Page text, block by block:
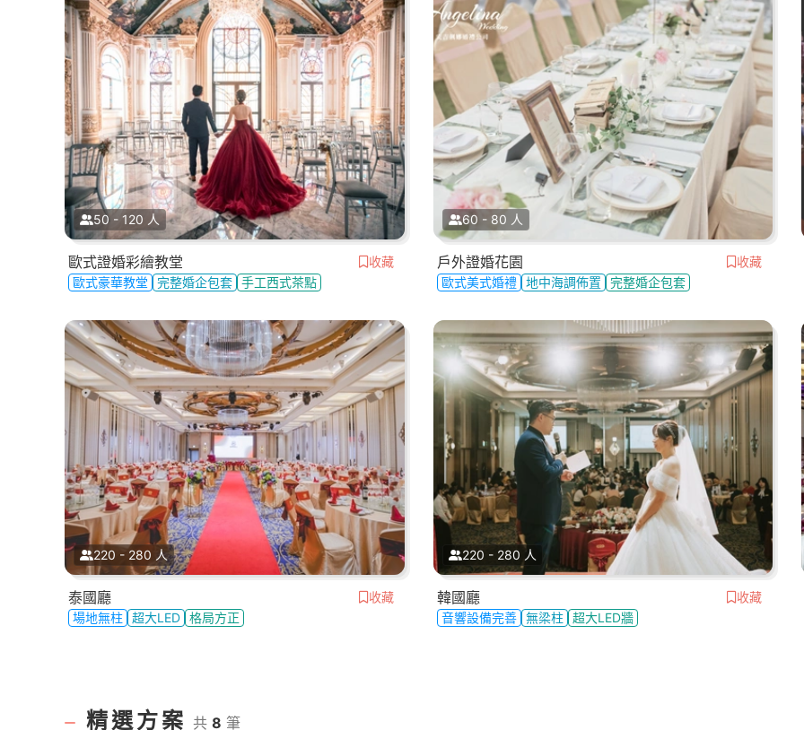
50 - 120 人
歐式證婚彩繪教堂
收藏
歐式豪華教堂
完整婚企包套 手工西式茶點
60 - 80 人
戶外證婚花園
收藏
歐式美式婚禮
地中海調佈置 完整婚企包套
220 - 280 人
泰國廳
收藏
場地無柱 超大LED 格局方正
220 - 280 人
韓國廳
收藏
音響設備完善
無梁柱 超大LED牆
精選方案 共 8 筆